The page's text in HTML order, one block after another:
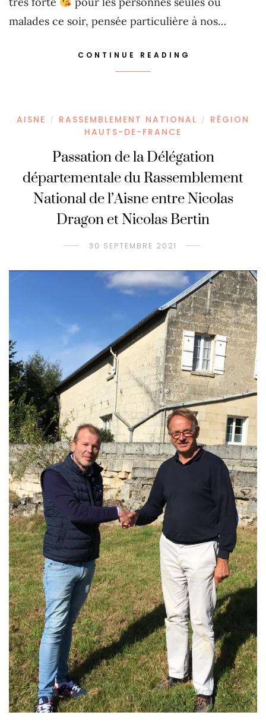
malades ce soir, pensée particulière à nos…
CONTINUE READING
AISNE / RASSEMBLEMENT NATIONAL /
RÉGION
HAUTS-DE-FRANCE
Passation de la Délégation
départementale du Rassemblement
National de l’Aisne entre Nicolas
Dragon et Nicolas Bertin
30 SEPTEMBRE 2021